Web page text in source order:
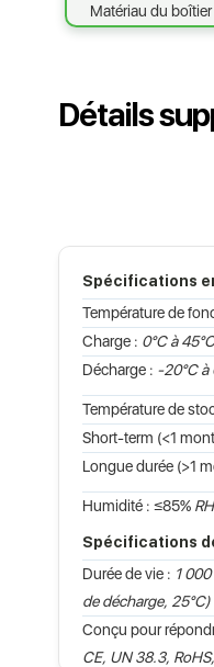
Matériau du boîtier
Détails
Spécifications
Température de
Charge : 0°C à 45°C
Décharge : -20°C à
Température de
Short-term (<1
Longue durée (>1
Humidité : ≤85% RH
Spécifications
Durée de vie : 1
de décharge, 25°C)
Conçu pour
CE, UN 38.3,